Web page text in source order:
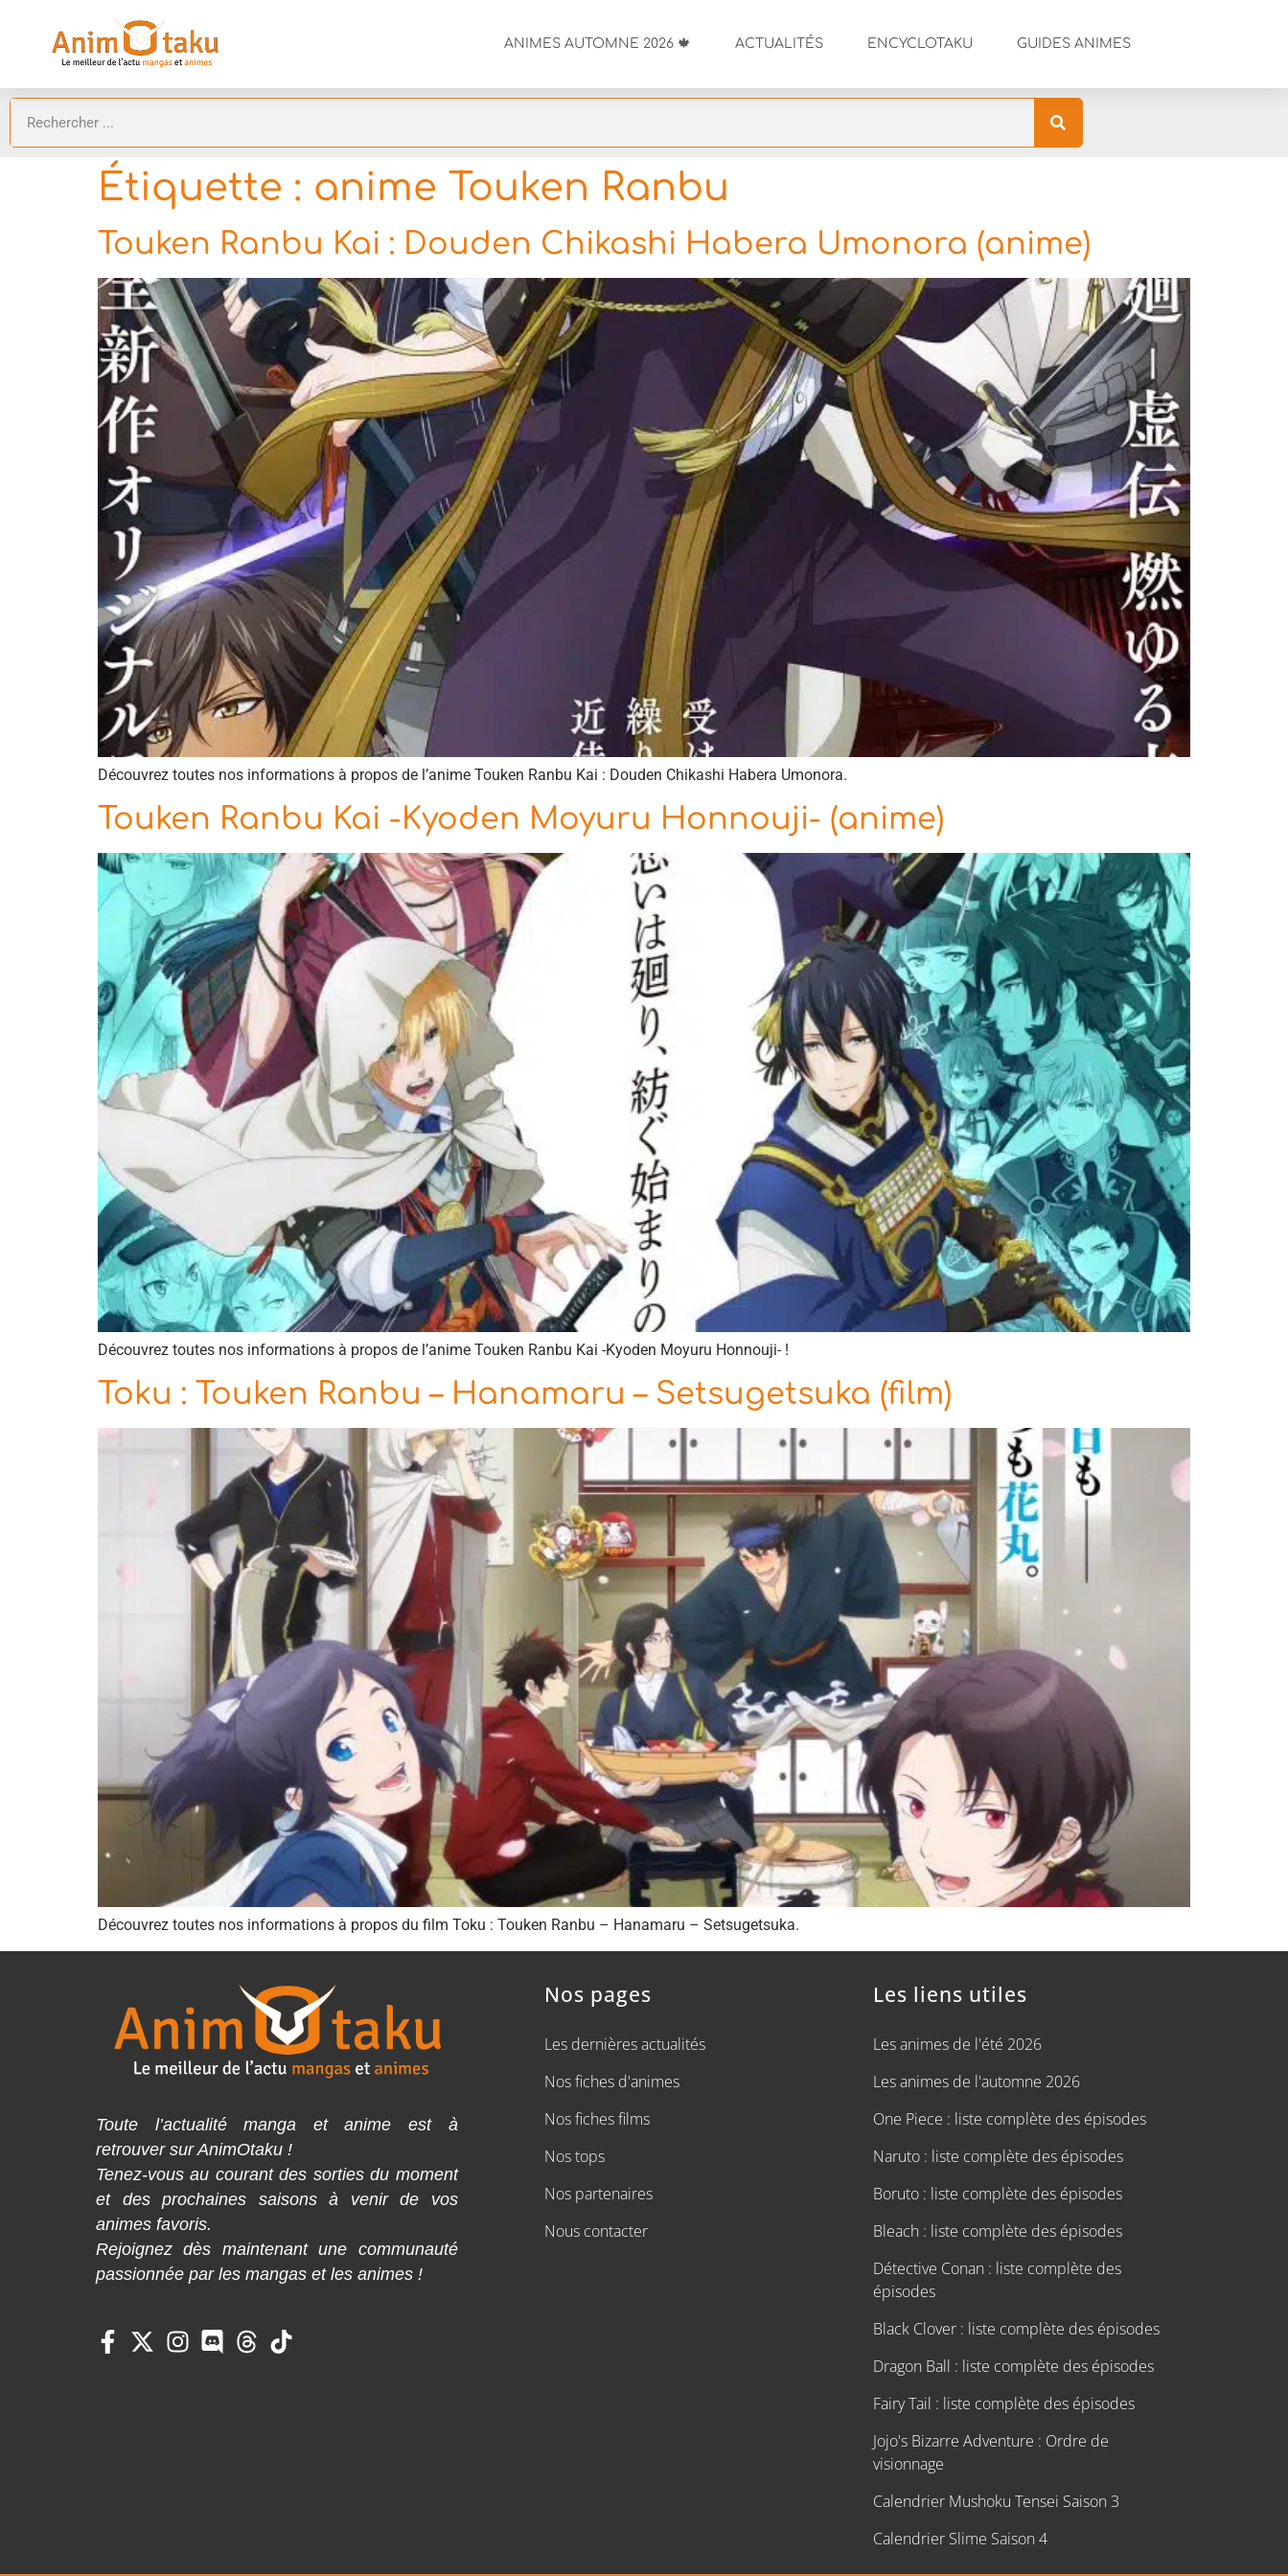
ANIMES AUTOMNE 2026 🍁 ACTUALITÉS ENCYCLOTAKU GUIDES ANIMES
Étiquette : anime Touken Ranbu
Touken Ranbu Kai : Douden Chikashi Habera Umonora (anime)
Découvrez toutes nos informations à propos de l’anime Touken Ranbu Kai : Douden Chikashi Habera Umonora.
Touken Ranbu Kai -Kyoden Moyuru Honnouji- (anime)
Découvrez toutes nos informations à propos de l’anime Touken Ranbu Kai -Kyoden Moyuru Honnouji- !
Toku : Touken Ranbu – Hanamaru – Setsugetsuka (film)
Découvrez toutes nos informations à propos du film Toku : Touken Ranbu – Hanamaru – Setsugetsuka.
Toute l’actualité manga et anime est à
retrouver sur AnimOtaku !
Tenez-vous au courant des sorties du moment
et des prochaines saisons à venir de vos
animes favoris.
Rejoignez dès maintenant une communauté
passionnée par les mangas et les animes !
Nos pages
Les dernières actualités
Nos fiches d'animes
Nos fiches films
Nos tops
Nos partenaires
Nous contacter
Les liens utiles
Les animes de l'été 2026
Les animes de l'automne 2026
One Piece : liste complète des épisodes
Naruto : liste complète des épisodes
Boruto : liste complète des épisodes
Bleach : liste complète des épisodes
Détective Conan : liste complète des
épisodes
Black Clover : liste complète des épisodes
Dragon Ball : liste complète des épisodes
Fairy Tail : liste complète des épisodes
Jojo's Bizarre Adventure : Ordre de
visionnage
Calendrier Mushoku Tensei Saison 3
Calendrier Slime Saison 4